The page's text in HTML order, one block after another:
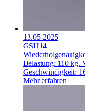
13.05-2025
GSH14
Belastung: 110 kg.
Geschwindigkeit:
Mehr erfahren